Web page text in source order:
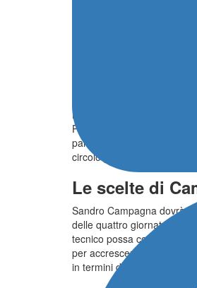
Giova ricordare che
La formazione slovacca
Presenti in organico anche
panchina siede Roman
circolo partenopeo.
Le scelte di
Sandro Campagna dovrà
delle quattro giornate di
tecnico possa concedere
per accrescerne il
in termini di continuità nel